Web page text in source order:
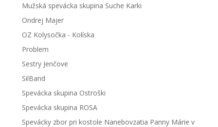
Mužská spevácka skupina Suche Karki
Ondrej Majer
OZ Kolysočka - Kolíska
Problem
Sestry Jenčove
SilBand
Spevácka skupina Ostroški
Spevácka skupina ROSA
Spevácky zbor pri kostole Nanebovzatia Panny Márie v